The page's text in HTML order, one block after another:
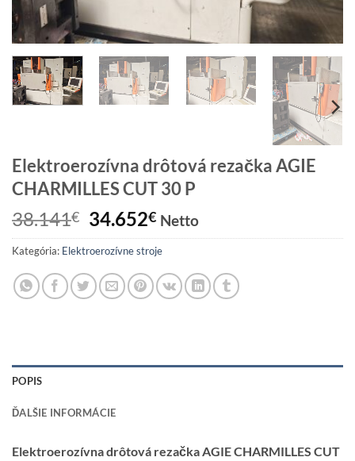
Elektroerozívna drôtová rezačka AGIE
CHARMILLES CUT 30 P
38.141€ Pôvodná
cena
bola:
38.141€.
34.652€Aktuálna
cena
je:
34.652€.
Netto
Kategória: Elektroerozívne stroje
POPIS
ĎALŠIE INFORMÁCIE
Elektroerozívna drôtová rezačka AGIE CHARMILLES CUT